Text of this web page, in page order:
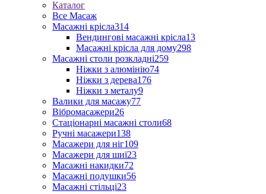
Каталог
Все Масаж
Масажні крісла314
Вендингові масажні крісла13
Масажні крісла для дому298
Масажні столи розкладні259
Ніжки з алюмінію74
Ніжки з дерева176
Ніжки з металу9
Валики для масажу77
Вібромасажери26
Стаціонарні масажні столи68
Ручні масажери138
Масажери для ніг109
Масажери для шиї23
Масажні накидки72
Масажні подушки56
Масажні стільці23